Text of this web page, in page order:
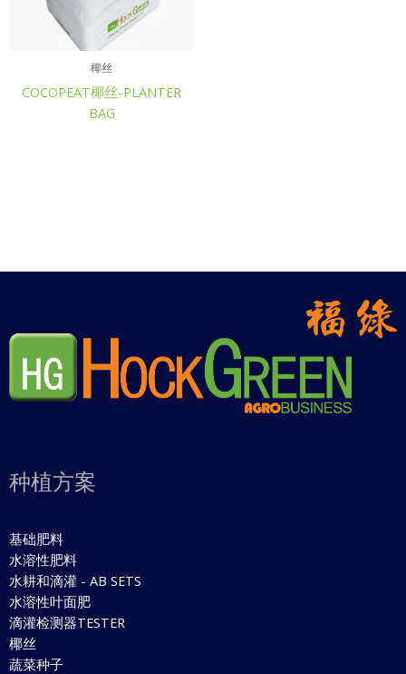
椰丝
COCOPEAT椰丝-PLANTER
BAG
种植方案
基础肥料
水溶性肥料
水耕和滴灌 - AB SETS
水溶性叶面肥
滴灌检测器TESTER
椰丝
蔬菜种子